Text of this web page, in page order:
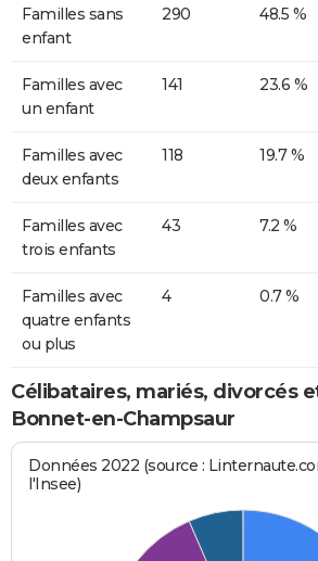
Familles sans
enfant
290 48.5 %
Familles avec
un enfant
141 23.6 %
Familles avec
deux enfants
118 19.7 %
Familles avec
trois enfants
43 7.2 %
Familles avec
quatre enfants
ou plus
4 0.7 %
Célibataires, mariés, divorcés
Bonnet-en-Champsaur
Données 2022 (source :
l'Insee)